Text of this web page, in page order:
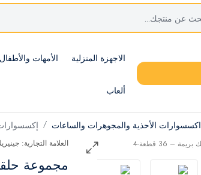
الاجهزة المنزلية الأمهات والأطفال
ألعاب
اكسسوارات الأحذية والمجوهرات والساعات
العلامة التجارية:
مجموعة حلقان